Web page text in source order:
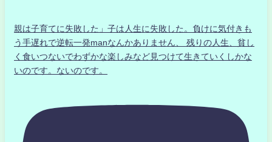
親は子育てに失敗した」子は人生に失敗した。負けに気付きも
う手遅れで逆転一発manなんかありません、 残りの人生、貧し
く食いつないでわずかな楽しみなど見つけて生きていくしかな
いのです。ないのです。